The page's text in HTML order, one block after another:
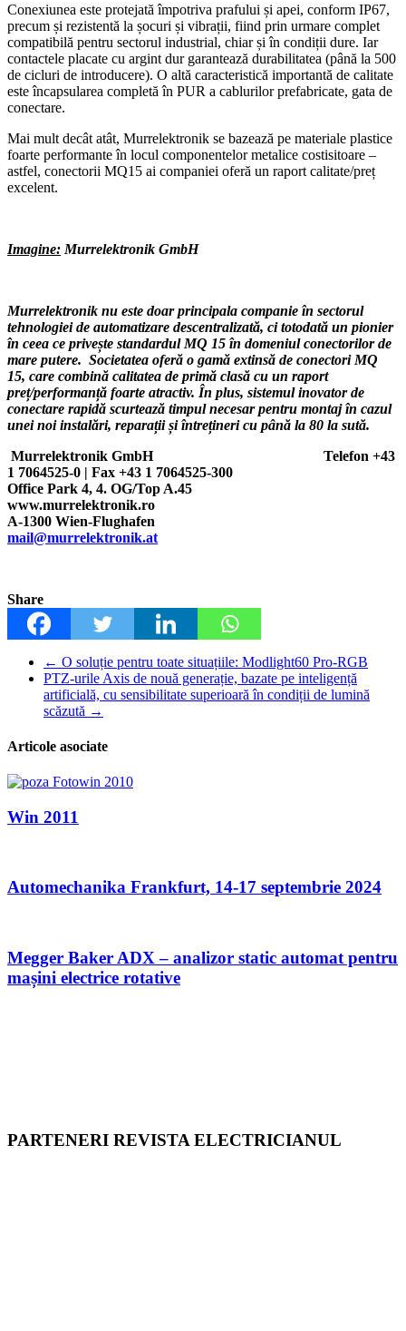
Conexiunea este protejată împotriva prafului și apei, conform IP67,
precum și rezistentă la șocuri și vibrații, fiind prin urmare complet
compatibilă pentru sectorul industrial, chiar și în condiții dure. Iar
contactele placate cu argint dur garantează durabilitatea (până la 500
de cicluri de introducere). O altă caracteristică importantă de calitate
este încapsularea completă în PUR a cablurilor prefabricate, gata de
conectare.
Mai mult decât atât, Murrelektronik se bazează pe materiale plastice
foarte performante în locul componentelor metalice costisitoare –
astfel, conectorii MQ15 ai companiei oferă un raport calitate/preț
excelent.
Imagine: Murrelektronik GmbH
Murrelektronik nu este doar principala companie în sectorul
tehnologiei de automatizare descentralizată, ci totodată un pionier
în ceea ce privește standardul MQ 15 în domeniul conectorilor de
mare putere. Societatea oferă o gamă extinsă de conectori MQ
15, care combină calitatea de primă clasă cu un raport
preț/performanță foarte atractiv. În plus, sistemul inovator de
conectare rapidă scurtează timpul necesar pentru montaj în cazul
unei noi instalări, reparații și întrețineri cu până la 80 la sută.
Murrelektronik GmbH Telefon +43
1 7064525-0 | Fax +43 1 7064525-300
Office Park 4, 4. OG/Top A.45
www.murrelektronik.ro
A-1300 Wien-Flughafen
mail@murrelektronik.at
Share
← O soluție pentru toate situațiile: Modlight60 Pro-RGB
PTZ-urile Axis de nouă generație, bazate pe inteligență
artificială, cu sensibilitate superioară în condiții de lumină
scăzută →
Articole asociate
Win 2011
Automechanika Frankfurt, 14-17 septembrie 2024
Megger Baker ADX – analizor static automat pentru
mașini electrice rotative
PARTENERI REVISTA ELECTRICIANUL